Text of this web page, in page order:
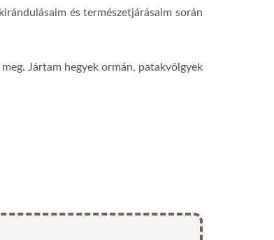
és természetjárásaim során
Jártam hegyek ormán, patakvölgyek